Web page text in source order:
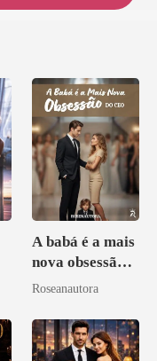
A babá é a mais
nova obsessão
do CEO
Roseanautora